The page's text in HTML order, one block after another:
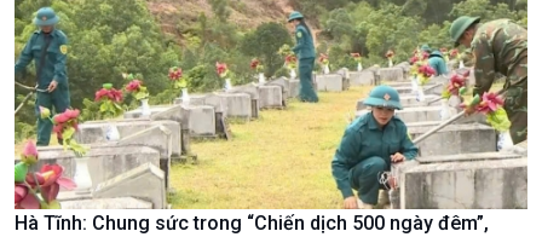
Hà Tĩnh: Chung sức trong “Chiến dịch 500 ngày đêm”,